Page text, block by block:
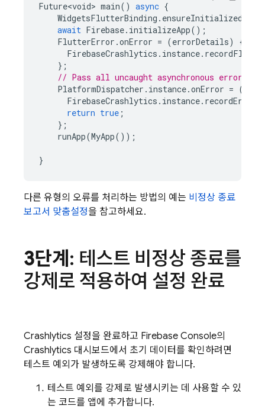
Future<void> main() async {
WidgetsFlutterBinding . ensureInitialized
await Firebase. initializeApp();
FlutterError .onError = (errorDetails)
{
FirebaseCrashlytics . instance.
};
// Pass all uncaught asynchronous errors
PlatformDispatcher . instance.onError = (
FirebaseCrashlytics . instance. recordError
return true ;
};
runApp(MyApp());
}
다른 유형의 오류를 처리하는 방법의 예는 비정상 종료
보고서 맞춤설정을 참고하세요.
3단계 : 테스트 비정상 종료를
강제로 적용하여 설정 완료
Crashlytics 설정을 완료하고 Firebase Console의
Crashlytics 대시보드에서 초기 데이터를 확인하려면
테스트 예외가 발생하도록 강제해야 합니다.
테스트 예외를 강제로 발생시키는 데 사용할 수 있
는 코드를 앱에 추가합니다.